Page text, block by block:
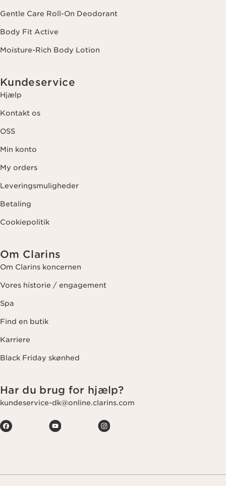
Gentle Care Roll-On Deodorant
Body Fit Active
Moisture-Rich Body Lotion
Kundeservice
Hjælp
Kontakt os
OSS
Min konto
My orders
Leveringsmuligheder
Betaling
Cookiepolitik
Om Clarins
Om Clarins koncernen
Vores historie / engagement
Spa
Find en butik
Karriere
Black Friday skønhed
Har du brug for hjælp?
kundeservice-dk@online.clarins.com